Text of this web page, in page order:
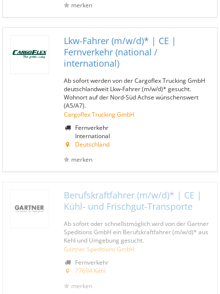
merken
Lkw-Fahrer (m/w/d)* | CE |
Fernverkehr (national /
international)
Ab sofort werden von der Cargoflex Trucking GmbH
deutschlandweit Lkw-Fahrer (m/w/d)* gesucht.
Wohnort auf der Nord-Süd Achse wünschenswert
(A5/A7).
Cargoflex Trucking GmbH
Fernverkehr
International
Deutschland
merken
Berufskraftfahrer (m/w/d)* | CE |
Kühl- und Frischgut-Transporte
Ab sofort oder schnellstmöglich wird von der Gartner
Speditions GmbH ein Berufskraftfahrer (m/w/d)* aus
Kehl und Umgebung gesucht.
Gartner Speditions GmbH
Fernverkehr
77694 Kehl
merken